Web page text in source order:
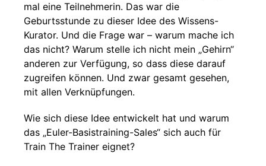
mal eine Teilnehmerin. Das war die
Geburtsstunde zu dieser Idee des Wissens-
Kurator. Und die Frage war – warum mache ich
das nicht? Warum stelle ich nicht mein „Gehirn“
anderen zur Verfügung, so dass diese darauf
zugreifen können. Und zwar gesamt gesehen,
mit allen Verknüpfungen.
Wie sich diese Idee entwickelt hat und warum
das „Euler-Basistraining-Sales“ sich auch für
Train The Trainer eignet?